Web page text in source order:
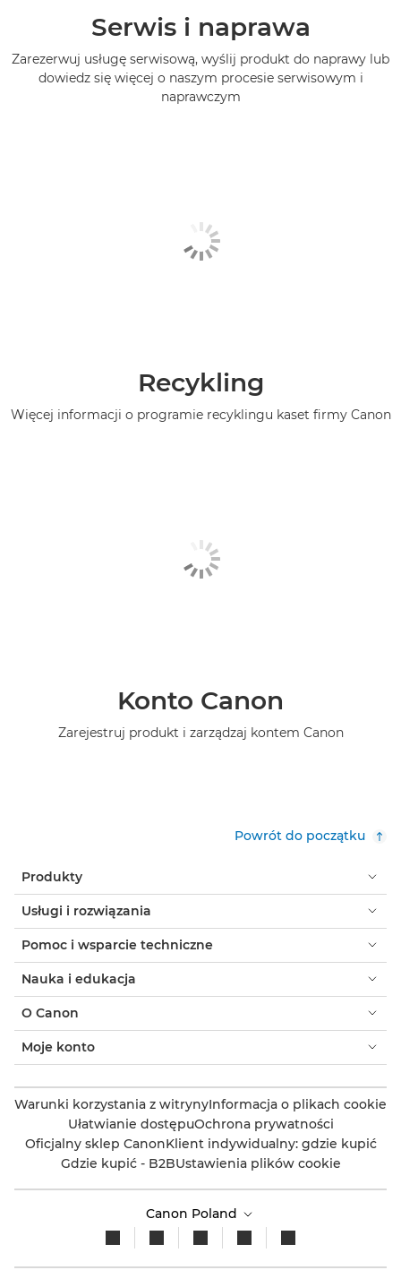
Serwis i naprawa
Zarezerwuj usługę serwisową, wyślij produkt do naprawy lub
dowiedz się więcej o naszym procesie serwisowym i
naprawczym
Recykling
Więcej informacji o programie recyklingu kaset firmy Canon
Konto Canon
Zarejestruj produkt i zarządzaj kontem Canon
Powrót do początku
Produkty
Usługi i rozwiązania
Pomoc i wsparcie techniczne
Nauka i edukacja
O Canon
Moje konto
Warunki korzystania z witrynyInformacja o plikach cookie
Ułatwianie dostępuOchrona prywatności
Oficjalny sklep CanonKlient indywidualny: gdzie kupić
Gdzie kupić - B2BUstawienia plików cookie
Canon Poland